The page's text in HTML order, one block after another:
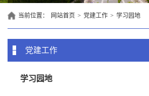
当前位置： 网站首页 > 党建工作 > 学习园地
党建工作
学习园地